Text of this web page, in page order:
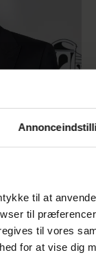
til at
til
til vores
for at vise dig
det at
lang
Nu